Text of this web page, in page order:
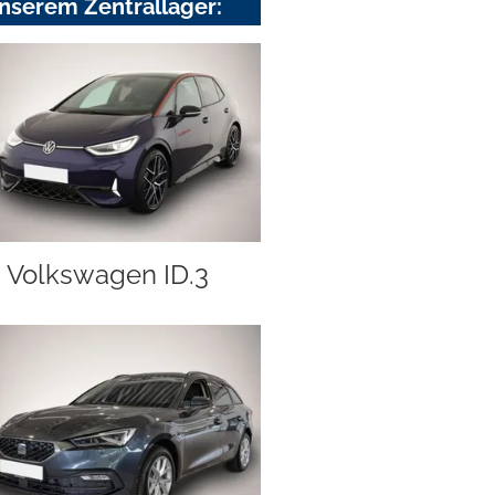
Zentrallager:
Volkswagen ID.3